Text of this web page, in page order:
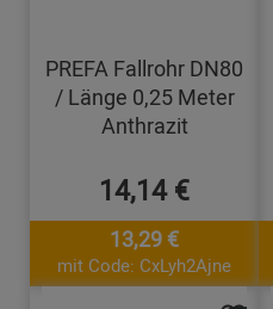
PREFA Fallrohr DN80
/ Länge 0,25 Meter
Anthrazit
14,14 €
13,29 €
mit Code: CxLyh2Ajne